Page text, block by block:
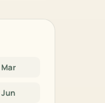
Mar
Jun